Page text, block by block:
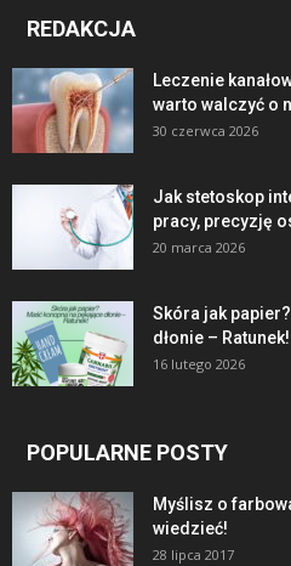
REDAKCJA
Leczenie
warto walczyć o
30 czerwca 2026
Jak stetoskop
pracy, precyzję
20 marca 2026
Skóra jak
dłonie – Ratunek!
16 lutego 2026
POPULARNE POSTY
Myślisz o
wiedzieć!
28 lipca 2017